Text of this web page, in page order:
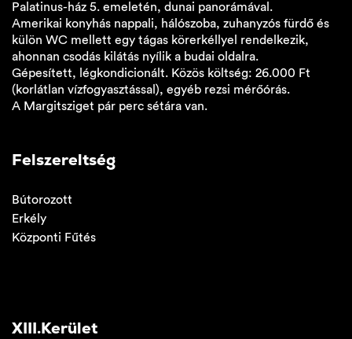
Palatinus-ház 5. emeletén, dunai panorámával.
Amerikai konyhás nappali, hálószoba, zuhanyzós fürdő és
külön WC mellett egy tágas körerkéllyel rendelkezik,
ahonnan csodás kilátás nyílik a budai oldalra.
Gépesített, légkondicionált. Közös költség: 26.000 Ft
(korlátlan vízfogyasztással), egyéb rezsi mérőórás.
A Margitsziget pár perc sétára van.
Felszereltség
Bútorozott
Erkély
Központi Fűtés
XIII.Kerület